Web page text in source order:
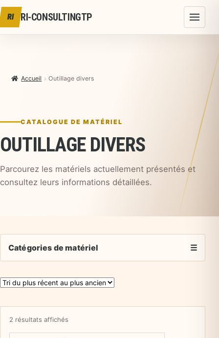
Aller au contenu
RI RI-CONSULTINGTP
Accueil Outillage divers
CATALOGUE DE MATÉRIEL
OUTILLAGE DIVERS
Parcourez les matériels actuellement présentés et
consultez leurs informations détaillées.
Catégories de matériel ☰
2 résultats affichésTrié du plus récent au plus ancien